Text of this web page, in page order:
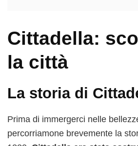
Cittadella:
la città
La storia di
Prima di immergerci nelle
percorriamone brevemente la